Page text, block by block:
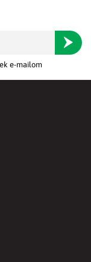
e-mailom